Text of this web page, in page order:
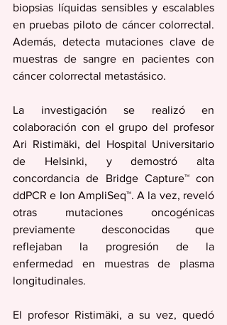
biopsias líquidas sensibles y escalables
en pruebas piloto de cáncer colorrectal.
Además, detecta mutaciones clave de
muestras de sangre en pacientes con
cáncer colorrectal metastásico.
La investigación se realizó en
colaboración con el grupo del profesor
Ari Ristimäki, del Hospital Universitario
de Helsinki, y demostró alta
concordancia de Bridge Capture™ con
ddPCR e Ion AmpliSeq™. A la vez, reveló
otras mutaciones oncogénicas
previamente desconocidas que
reflejaban la progresión de la
enfermedad en muestras de plasma
longitudinales.
El profesor Ristimäki, a su vez, quedó